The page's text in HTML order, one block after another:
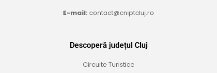
E-mail: contact@cniptcluj.ro
Descoperă județul Cluj
Circuite Turistice